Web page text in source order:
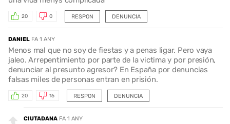
RESPON
20 0 DENUNCIA
DANIEL FA 1 ANY
Menos mal que no soy de fiestas y a penas ligar. Pero vaya
jaleo. Arrepentimiento por parte de la victima y por presión,
denunciar al presunto agresor? En España por denuncias
falsas miles de personas entran en prisión.
RESPON
20 16 DENUNCIA
CIUTADANA FA 1 ANY